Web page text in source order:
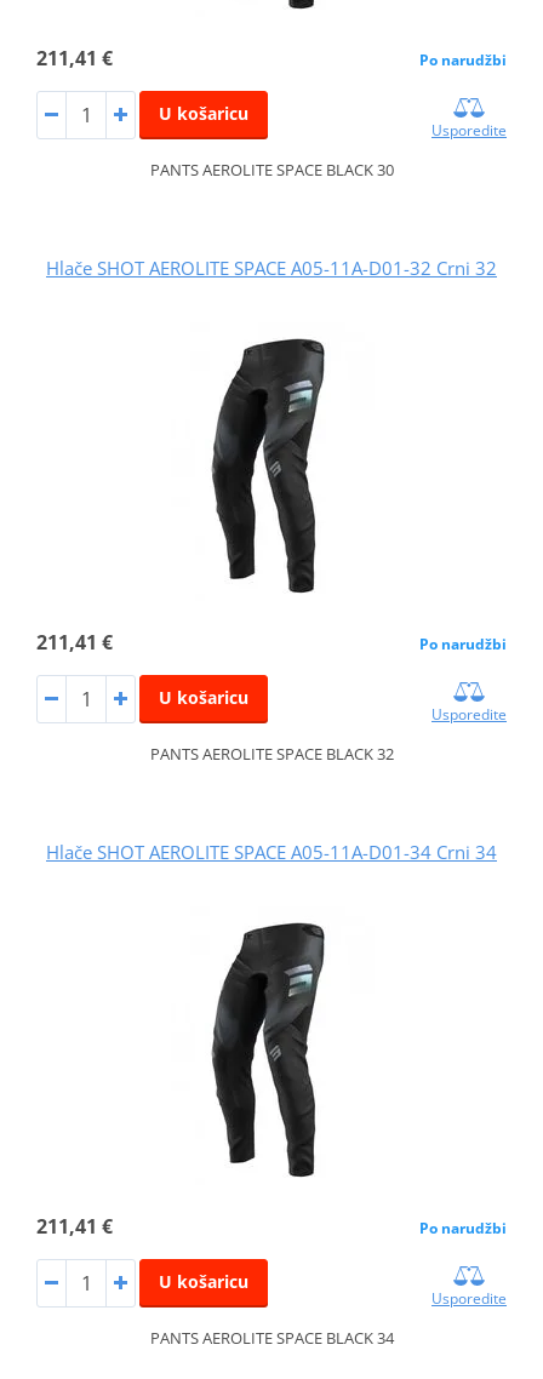
211,41 € Po narudžbi
U košaricu
Usporedite
PANTS AEROLITE SPACE BLACK 30
Hlače SHOT AEROLITE SPACE A05-11A-D01-32 Crni 32
211,41 € Po narudžbi
U košaricu
Usporedite
PANTS AEROLITE SPACE BLACK 32
Hlače SHOT AEROLITE SPACE A05-11A-D01-34 Crni 34
211,41 € Po narudžbi
U košaricu
Usporedite
PANTS AEROLITE SPACE BLACK 34